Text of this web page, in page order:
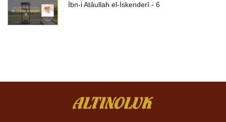
İbn-i Atâullah el-İskenderî - 6